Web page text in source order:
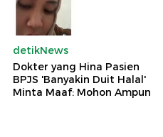
detikNews
Dokter yang Hina Pasien
BPJS 'Banyakin Duit Halal'
Minta Maaf: Mohon Ampun